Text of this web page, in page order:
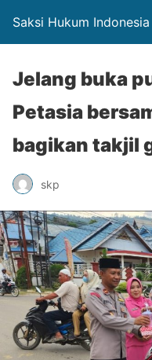
Saksi Hukum Indonesia
Jelang buka
Petasia
bagikan takjil
skp